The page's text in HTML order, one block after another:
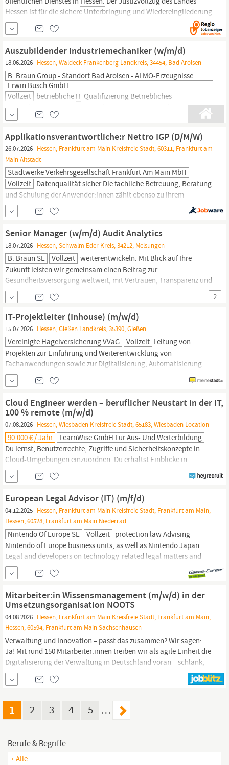
Hessen ist für die sichere Unterbringung und Wiedereingliederung
von ca. 4300 Gefangenen in unterschiedlichen Vollzugsformen
zuständig. Dies wird ermöglicht durch eine moderne und
Auszubildender Industriemechaniker (w/m/d)
18.06.2026 Hessen, Waldeck Frankenberg Landkreis, 34454, Bad Arolsen
B. Braun Group - Standort Bad Arolsen - ALMO-Erzeugnisse
Erwin Busch GmbH
Vollzeit betriebliche IT-Qualifizierung Betriebliches
Gesundheitsmanagement Zuschuss zum Fitnessstudio
anspruchsvolle, abwechslungsreiche Aufgaben spannende
Ausbildungsvergütung lt. KVI-TarifvertragHessenTeam- und
Azubi-Events Urlaubgeld Jahresabschlussleistung
(Weihnachtsgeld)
Applikationsverantwortliche:r Nettro IGP (D/M/W)
26.07.2026 Hessen, Frankfurt am Main Kreisfreie Stadt, 60311, Frankfurt am
Main Altstadt
Stadtwerke Verkehrsgesellschaft Frankfurt Am Main MbH
Vollzeit Datenqualität sicher Die fachliche Betreuung, Beratung
und Schulung der Anwender:innen zählt ebenso zu Ihrem
Aufgabenbereich Anspruchsvolle Projekte führen Sie
eigenverantwortlich durch und arbeiten dabei eng mit
, Datenschutz sowie externen Partnern
zusammen IHR PROFIL Sie verfügen über ein abgeschlossenes
Studium imIT-, Ingenieur- oder
Senior Manager (w/m/d) Audit Analytics
18.07.2026 Hessen, Schwalm Eder Kreis, 34212, Melsungen
B. Braun SE Vollzeit weiterentwickeln. Mit Blick auf Ihre
Zukunft leisten wir gemeinsam einen Beitrag zur
Gesundheitsversorgung weltweit, mit Vertrauen, Transparenz und
Wertschätzung. Das ist Sharing Expertise. Senior Manager
(w/m/d) Audit Analytics Unternehmen: B. Braun Service SE & Co.
KG Stellenstandort: Melsungen, Hessen, Deutschland
Funktionsbereich:
2
IT-Projektleiter (Inhouse) (m/w/d)
15.07.2026 Hessen, Gießen Landkreis, 35390, Gießen
Vereinigte Hagelversicherung VVaG Vollzeit Leitung von
Projekten zur Einführung und Weiterentwicklung von
Fachanwendungen sowie zur Digitalisierung, Automatisierung
und Modernisierung der
von
-Projekten unter Berücksichtigung von Qualität, Inhalt,
Projektteams mit internen und externen...
Cloud Engineer werden – beruflicher Neustart in der IT,
100 % remote (m/w/d)
07.08.2026 Hessen, Wiesbaden Kreisfreie Stadt, 65183, Wiesbaden Location
90.000 € / Jahr
LearnWise GmbH Für Aus- Und Weiterbildung
Du lernst, Benutzerrechte, Zugriffe und Sicherheitskonzepte in
Cloud-Umgebungen einzuordnen. Du erhältst Einblicke in
Automatisierung, DevOps-Grundlagen und moderne
Du beschäftigst dich mit Monitoring, Fehlersuche und typischen
-Betrieb. Du arbeitest an praxisnahen Cloud-
Projekten, die reale Anforderungen aus...
European Legal Advisor (IT) (m/f/d)
04.12.2025 Hessen, Frankfurt am Main Kreisfreie Stadt, Frankfurt am Main,
Hessen, 60528, Frankfurt am Main Niederrad
Nintendo Of Europe SE Vollzeit protection law Advising
Nintendo of Europe business units, as well as Nintendo Japan
Legal and developers on technology-related legal matters and
projects concerning the European region Supporting legal
drafting and review of letters, contracts and other
law or data
protection-related documents for the European region
Collaborating with and...
Mitarbeiter:in Wissensmanagement (m/w/d) in der
Umsetzungsorganisation NOOTS
04.08.2026 Hessen, Frankfurt am Main Kreisfreie Stadt, Frankfurt am Main,
Hessen, 60594, Frankfurt am Main Sachsenhausen
Verwaltung und Innovation – passt das zusammen? Wir sagen:
Ja! Mit rund 150 Mitarbeiter:innen treiben wir als agile Einheit die
Digitalisierung der Verwaltung in Deutschland voran – schlank,
spezialisiert und mit Gestaltungsspielraum. Als
Umsetzungseinheit des
1 2 3 4 5 …
Berufe & Begriffe
+ Alle